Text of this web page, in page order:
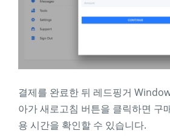
결제를 완료한 뒤 레드핑거
아가 새로고침 버튼을 클릭하면 구
용 시간을 확인할 수 있습니다.